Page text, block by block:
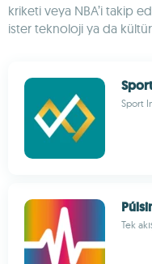
kriketi veya NBA’i takip
ister teknoloji ya da
Sport
Tek